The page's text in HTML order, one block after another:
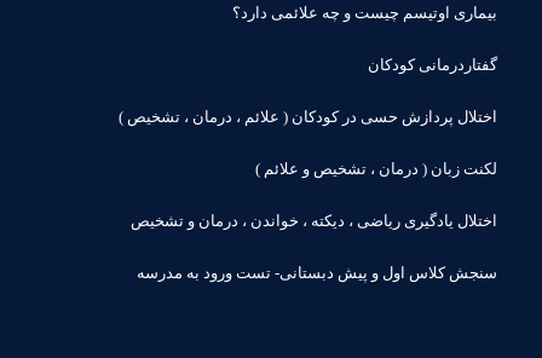
بیماری اوتیسم چیست و چه علائمی دارد؟
گفتاردرمانی کودکان
اختلال پردازش حسی در کودکان ( علائم ، درمان ، تشخیص )
لکنت زبان ( درمان ، تشخیص و علائم )
اختلال یادگیری ریاضی ، دیکته ، خواندن ، درمان و تشخیص
سنجش کلاس اول و پیش دبستانی- تست ورود به مدرسه